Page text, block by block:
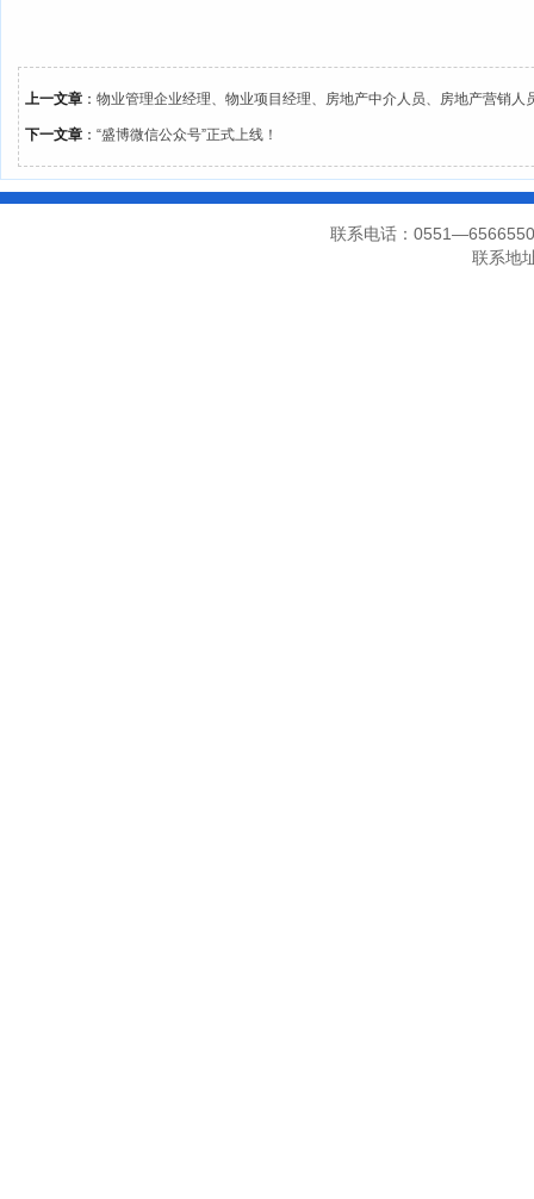
上一文章 ： 物业管理企业经理、物业项目经理、房地产中介人员、房地产营销人
下一文章 ： “盛博微信公众号”正式上线！
联系电话：
联系地